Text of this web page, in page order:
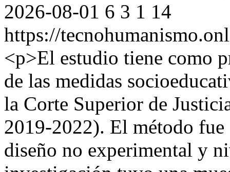
2026-08-01 6 3 1 14
https://
<p>El estudio tiene como
de las medidas
la Corte Superior de
2019-2022). El método
diseño no experimental y